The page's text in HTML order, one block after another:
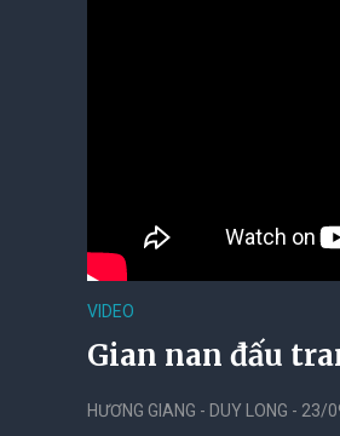
VIDEO
Gian nan đấu
HƯƠNG GIANG - DUY LONG - 23/